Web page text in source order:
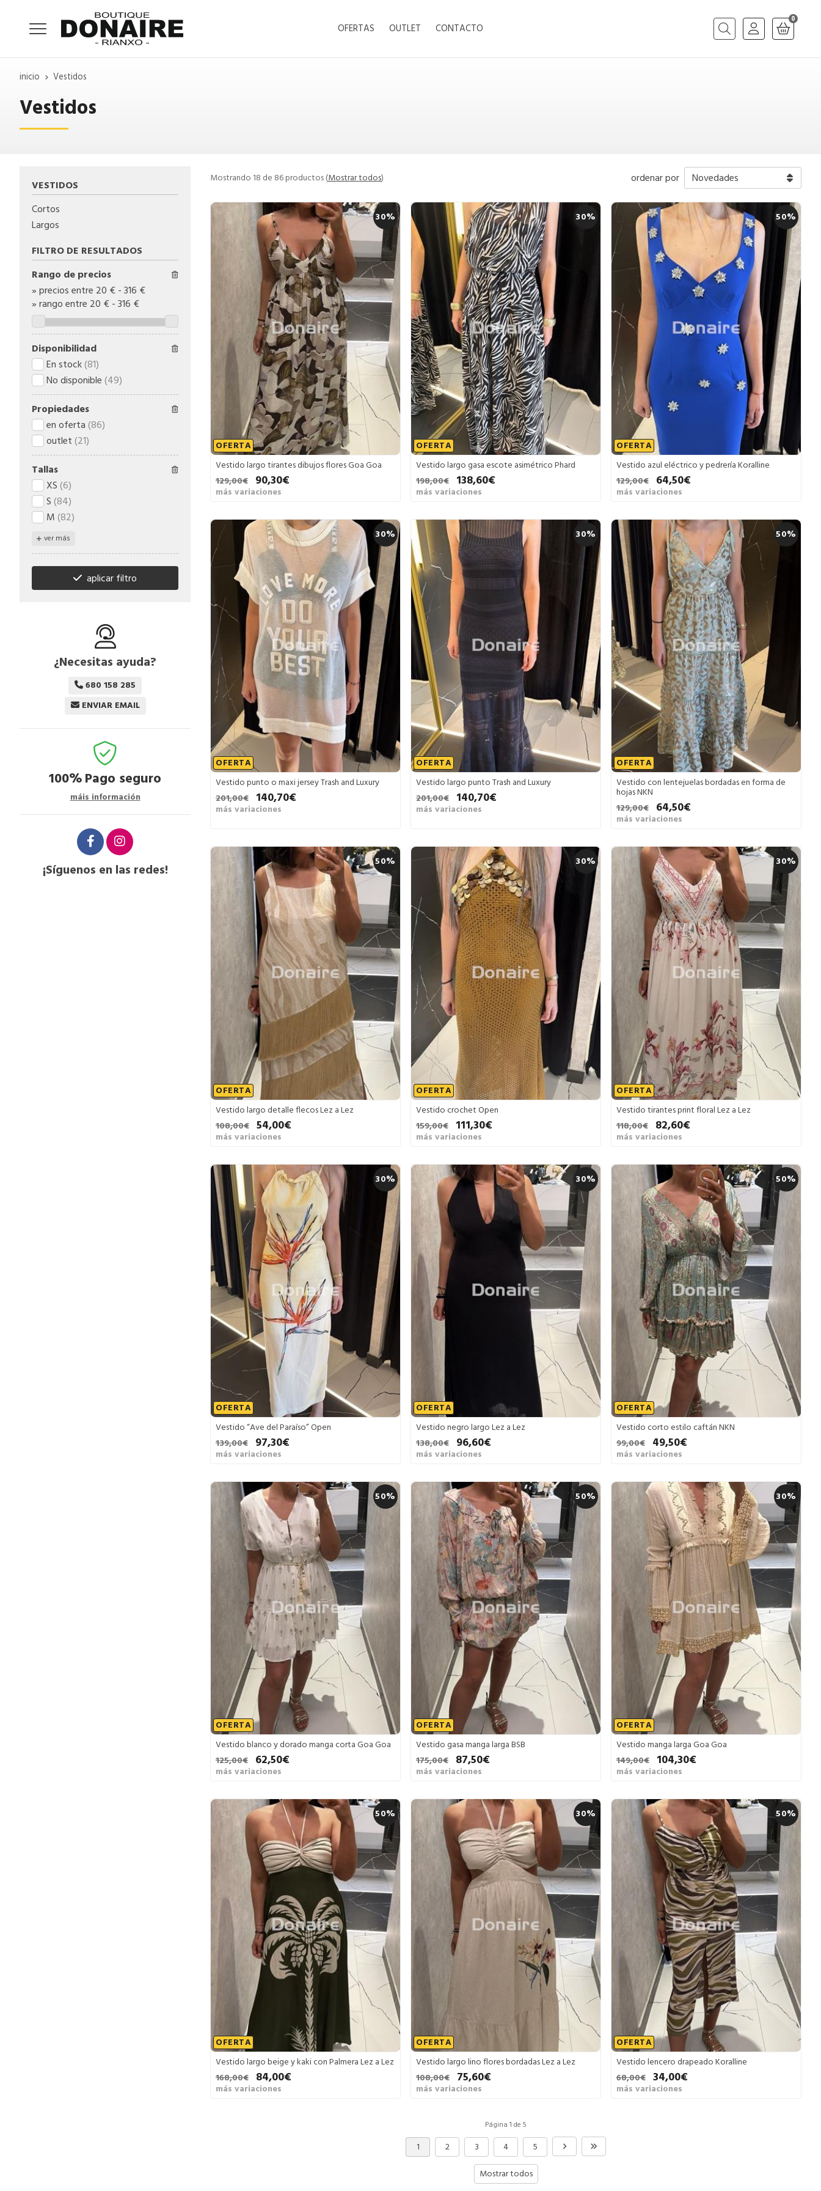
OFERTAS OUTLET CONTACTO Buscar
0
inicio Vestidos
Vestidos
Mostrando 18 de 86 productos (Mostrar todos) ordenar por
30%
OFERTA
Vestido largo tirantes dibujos flores Goa Goa
129,00€
90,30€
más variaciones
30%
OFERTA
Vestido largo gasa escote asimétrico Phard
198,00€
138,60€
más variaciones
50%
OFERTA
Vestido azul eléctrico y pedrería Koralline
129,00€
64,50€
más variaciones
30%
OFERTA
Vestido punto o maxi jersey Trash and Luxury
201,00€
140,70€
más variaciones
30%
OFERTA
Vestido largo punto Trash and Luxury
201,00€
140,70€
más variaciones
50%
OFERTA
Vestido con lentejuelas bordadas en forma de
hojas NKN
129,00€
64,50€
más variaciones
50%
OFERTA
Vestido largo detalle flecos Lez a Lez
108,00€ 54,00€
más variaciones
30%
OFERTA
Vestido crochet Open
159,00€
111,30€
más variaciones
30%
OFERTA
Vestido tirantes print floral Lez a Lez
118,00€
82,60€
más variaciones
30%
OFERTA
Vestido “Ave del Paraíso” Open
139,00€
97,30€
más variaciones
30%
OFERTA
Vestido negro largo Lez a Lez
138,00€
96,60€
más variaciones
50%
OFERTA
Vestido corto estilo caftán NKN
99,00€
49,50€
más variaciones
50%
OFERTA
Vestido blanco y dorado manga corta Goa Goa
125,00€
62,50€
más variaciones
50%
OFERTA
Vestido gasa manga larga BSB
175,00€
87,50€
más variaciones
30%
OFERTA
Vestido manga larga Goa Goa
149,00€
104,30€
más variaciones
50%
OFERTA
Vestido largo beige y kaki con Palmera Lez a Lez
168,00€
84,00€
más variaciones
30%
OFERTA
Vestido largo lino flores bordadas Lez a Lez
108,00€
75,60€
más variaciones
50%
OFERTA
Vestido lencero drapeado Koralline
68,00€ 34,00€
más variaciones
Página 1 de 5
1 2 3 4 5
Mostrar todos
VESTIDOS
Cortos
Largos
FILTRO DE RESULTADOS
Rango de precios
» precios entre 20 € - 316 €
» rango entre 20 € - 316 €
Disponibilidad
En stock (81)
No disponible (49)
Propiedades
en oferta (86)
outlet (21)
Tallas
XS (6)
S (84)
M (82)
ver más
aplicar filtro
¿Necesitas ayuda?
680 158 285
ENVIAR EMAIL
100%Pago seguro
máis información
¡Síguenos en las redes!